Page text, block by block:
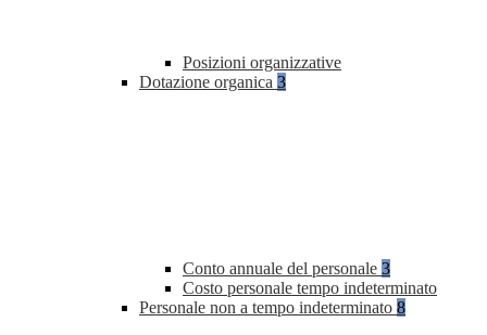
Posizioni organizzative
Dotazione organica 3
Conto annuale del personale 3
Costo personale tempo indeterminato
Personale non a tempo indeterminato 8